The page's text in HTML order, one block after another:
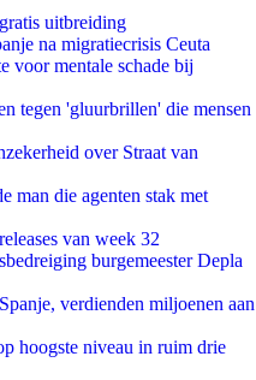
uitbreiding
na migratiecrisis Ceuta
voor mentale schade bij
tegen 'gluurbrillen' die mensen
over Straat van
man die agenten stak met
van week 32
burgemeester Depla
verdienden miljoenen aan
hoogste niveau in ruim drie